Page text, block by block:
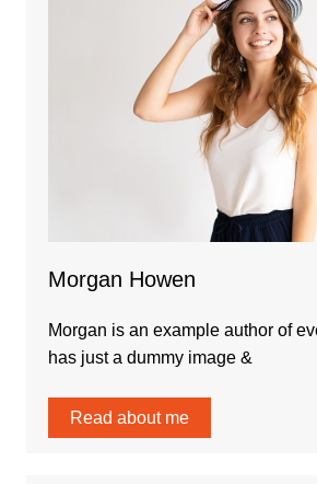
Morgan Howen
Morgan is an example author of
has just a dummy image &
Read about me